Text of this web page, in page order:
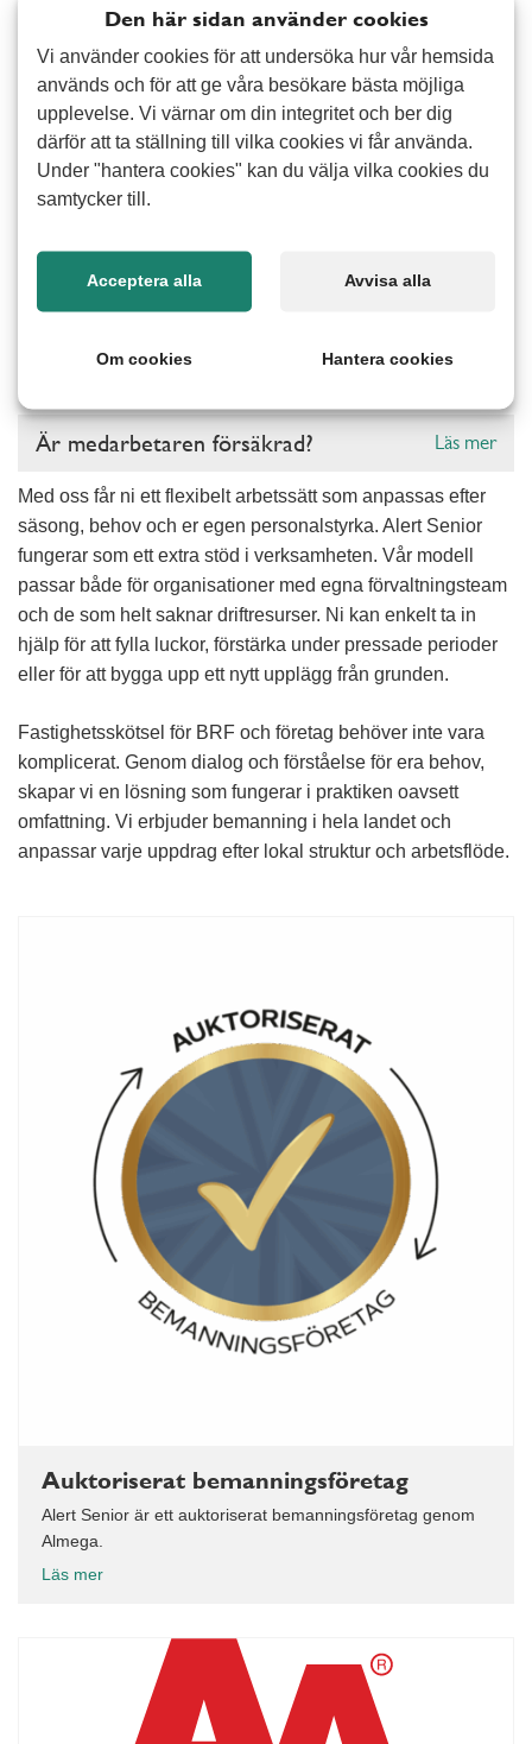
handlar det om att förstå ert nuläge och bidra med
avlastning där den gör störst skillnad. Genom ett nära
samarbete hittar vi ett arbetssätt som fungerar för just er,
oavsett om det är yttre fastighetsservice eller enklare
praktiskt stöd.
Vanliga frågor
Är ni kollektivanslutna?
Hur fungerar faktureringen? Läs mer
Är medarbetaren försäkrad? Läs mer
Med oss får ni ett flexibelt arbetssätt som anpassas efter
säsong, behov och er egen personalstyrka. Alert Senior
fungerar som ett extra stöd i verksamheten. Vår modell
passar både för organisationer med egna förvaltningsteam
och de som helt saknar driftresurser. Ni kan enkelt ta in
hjälp för att fylla luckor, förstärka under pressade perioder
eller för att bygga upp ett nytt upplägg från grunden.
Fastighetsskötsel för BRF och företag behöver inte vara
komplicerat. Genom dialog och förståelse för era behov,
skapar vi en lösning som fungerar i praktiken oavsett
omfattning. Vi erbjuder bemanning i hela landet och
anpassar varje uppdrag efter lokal struktur och arbetsflöde.
Auktoriserat bemanningsföretag
Alert Senior är ett auktoriserat bemanningsföretag genom
Almega.
Läs mer
Den här sidan använder cookies
Vi använder cookies för att undersöka hur vår hemsida
används och för att ge våra besökare bästa möjliga
upplevelse. Vi värnar om din integritet och ber dig
därför att ta ställning till vilka cookies vi får använda.
Under "hantera cookies" kan du välja vilka cookies du
samtycker till.
Acceptera alla Avvisa alla
Om cookies Hantera cookies